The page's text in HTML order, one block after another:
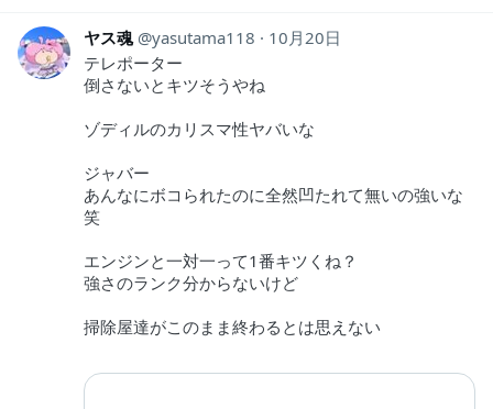
ヤス魂 yasutama118
10月20日
テレポーター
倒さないとキツそうやね
ゾディルのカリスマ性ヤバいな
ジャバー
あんなにボコられたのに全然凹たれて無いの強いな
笑
エンジンと一対一って1番キツくね？
強さのランク分からないけど
掃除屋達がこのまま終わるとは思えない